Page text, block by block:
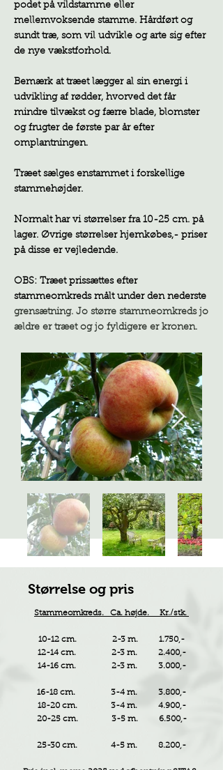
podet på vildstamme eller
mellemvoksende stamme. Hårdført og
sundt træ, som vil udvikle og arte sig efter
de nye vækstforhold.
Bemærk at træet lægger al sin energi i
udvikling af rødder, hvorved det får
mindre tilvækst og færre blade, blomster
og frugter de første par år efter
omplantningen.
Træet sælges enstammet i forskellige
stammehøjder.
Normalt har vi størrelser fra 10-25 cm. på
lager. Øvrige størrelser hjemkøbes,- priser
på disse er vejledende.
OBS: Træet prissættes efter
stammeomkreds målt under den nederste
grensætning. Jo større stammeomkreds jo
ældre er træet og jo fyldigere er kronen.
Størrelse og pris
Stammeomkreds. Ca. højde. Kr./stk.
10-12 cm. 2-3 m. 1.750,-
12-14 cm. 2-3 m. 2.400,-
14-16 cm. 2-3 m. 3.000,-
16-18 cm. 3-4 m. 3.800,-
18-20 cm. 3-4 m. 4.900,-
20-25 cm. 3-5 m. 6.500,-
25-30 cm. 4-5 m. 8.200,-